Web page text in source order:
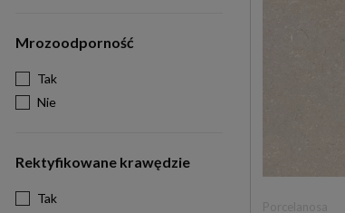
Mrozoodporność
Tak
Nie
Rektyfikowane krawędzie
Tak